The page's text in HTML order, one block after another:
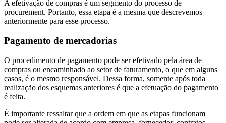
A efetivação de compras é um segmento do processo de
procurement. Portanto, essa etapa é a mesma que descrevemos
anteriormente para esse processo.
Pagamento de mercadorias
O procedimento de pagamento pode ser efetivado pela área de
compras ou encaminhado ao setor de faturamento, o que em alguns
casos, é o mesmo responsável. Dessa forma, somente após toda
realização dos esquemas anteriores é que a efetuação do pagamento
é feita.
É importante ressaltar que a ordem em que as etapas funcionam